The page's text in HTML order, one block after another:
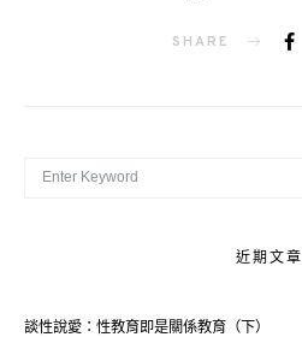
SHARE
近期文章
談性說愛：性教育即是關係教育（下）